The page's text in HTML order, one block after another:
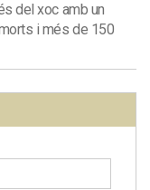
del xoc amb un
i més de 150